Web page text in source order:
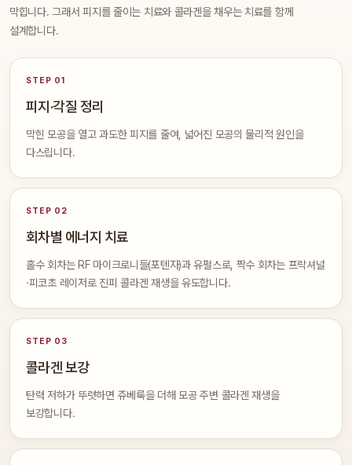
막힙니다. 그래서 피지를 줄이는 치료와 콜라겐을 채우는 치료를 함께
설계합니다.
STEP 01
피지·각질 정리
막힌 모공을 열고 과도한 피지를 줄여, 넓어진 모공의 물리적 원인을
다스립니다.
STEP 02
회차별 에너지 치료
홀수 회차는 RF 마이크로니들(포텐자)과 유펄스로, 짝수 회차는 프락셔널
·피코초 레이저로 진피 콜라겐 재생을 유도합니다.
STEP 03
콜라겐 보강
탄력 저하가 뚜렷하면 쥬베룩을 더해 모공 주변 콜라겐 재생을
보강합니다.